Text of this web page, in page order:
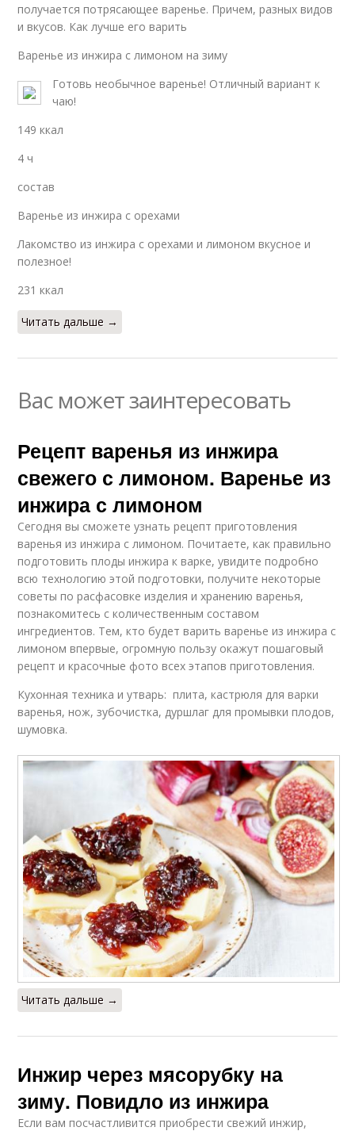
получается потрясающее варенье. Причем, разных видов
и вкусов. Как лучше его варить
Варенье из инжира с лимоном на зиму
Готовь необычное варенье! Отличный вариант к
чаю!
149 ккал
4 ч
состав
Варенье из инжира с орехами
Лакомство из инжира с орехами и лимоном вкусное и
полезное!
231 ккал
Читать дальше →
Вас может заинтересовать
Рецепт варенья из инжира
свежего с лимоном. Варенье из
инжира с лимоном
Сегодня вы сможете узнать рецепт приготовления
варенья из инжира с лимоном. Почитаете, как правильно
подготовить плоды инжира к варке, увидите подробно
всю технологию этой подготовки, получите некоторые
советы по расфасовке изделия и хранению варенья,
познакомитесь с количественным составом
ингредиентов. Тем, кто будет варить варенье из инжира с
лимоном впервые, огромную пользу окажут пошаговый
рецепт и красочные фото всех этапов приготовления.
Кухонная техника и утварь: плита, кастрюля для варки
варенья, нож, зубочистка, дуршлаг для промывки плодов,
шумовка.
Читать дальше →
Инжир через мясорубку на
зиму. Повидло из инжира
Если вам посчастливится приобрести свежий инжир,